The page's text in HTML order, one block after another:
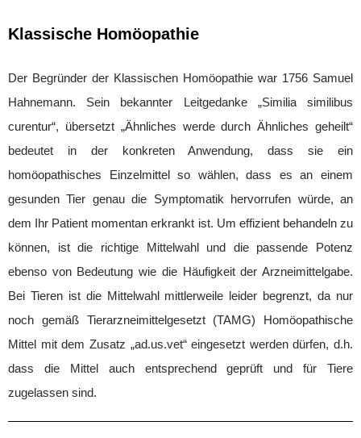
Klassische Homöopathie
Der Begründer der Klassischen Homöopathie war 1756 Samuel
Hahnemann. Sein bekannter Leitgedanke „Similia similibus
curentur“, übersetzt „Ähnliches werde durch Ähnliches geheilt“
bedeutet in der konkreten Anwendung, dass sie ein
homöopathisches Einzelmittel so wählen, dass es an einem
gesunden Tier genau die Symptomatik hervorrufen würde, an
dem Ihr Patient momentan erkrankt ist. Um effizient behandeln zu
können, ist die richtige Mittelwahl und die passende Potenz
ebenso von Bedeutung wie die Häufigkeit der Arzneimittelgabe.
Bei Tieren ist die Mittelwahl mittlerweile leider begrenzt, da nur
noch gemäß Tierarzneimittelgesetzt (TAMG) Homöopathische
Mittel mit dem Zusatz „ad.us.vet“ eingesetzt werden dürfen, d.h.
dass die Mittel auch entsprechend geprüft und für Tiere
zugelassen sind.